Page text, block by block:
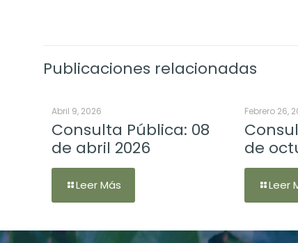
Publicaciones relacionadas
Abril 9, 2026
Consulta Pública: 08
de abril 2026
Leer Más
Febrero 26,
de
Leer